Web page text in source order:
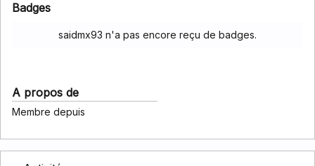
Badges
saidmx93 n'a pas encore reçu de badges.
A propos de
Membre depuis